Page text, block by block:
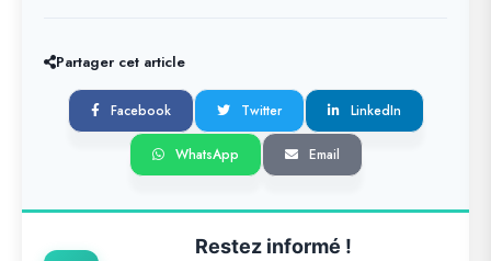
Partager cet article
Facebook Twitter LinkedIn
WhatsApp Email
Restez informé !